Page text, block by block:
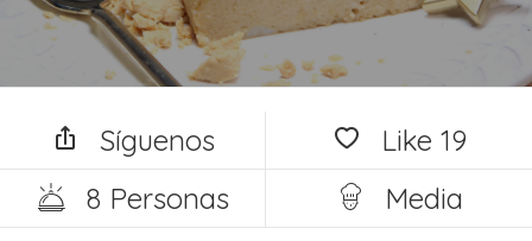
Síguenos Like 19
8 Personas
Media